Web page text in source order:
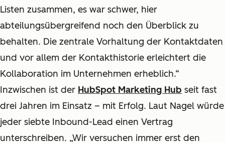
Listen zusammen, es war schwer, hier
abteilungsübergreifend noch den Überblick zu
behalten. Die zentrale Vorhaltung der Kontaktdaten
und vor allem der Kontakthistorie erleichtert die
Kollaboration im Unternehmen erheblich.“
Inzwischen ist der HubSpot Marketing Hub seit fast
drei Jahren im Einsatz – mit Erfolg. Laut Nagel würde
jeder siebte Inbound-Lead einen Vertrag
unterschreiben. „Wir versuchen immer erst den